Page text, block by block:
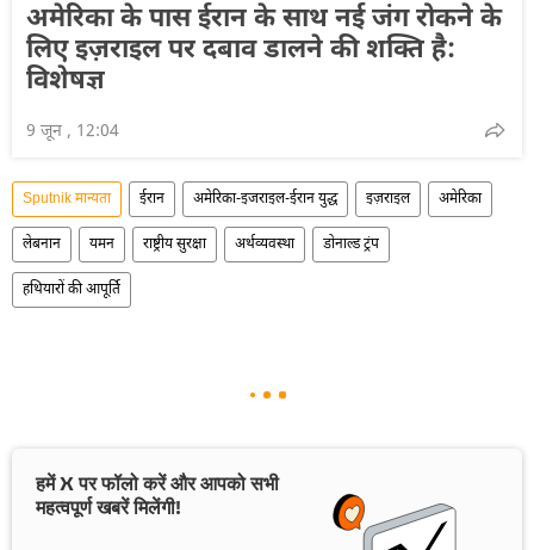
अमेरिका के पास ईरान के साथ नई जंग रोकने के
लिए इज़राइल पर दबाव डालने की शक्ति है:
विशेषज्ञ
9 जून , 12:04
Sputnik मान्यता ईरान अमेरिका-इजराइल-ईरान युद्ध इज़राइल अमेरिका
लेबनान यमन राष्ट्रीय सुरक्षा अर्थव्यवस्था डोनाल्ड ट्रंप
हथियारों की आपूर्ति
हमें X पर फॉलो करें और आपको सभी
महत्वपूर्ण खबरें मिलेंगी!